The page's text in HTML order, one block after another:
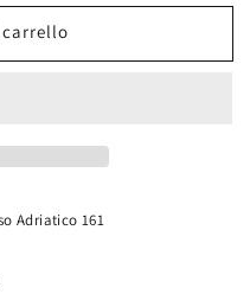
Adriatico 161